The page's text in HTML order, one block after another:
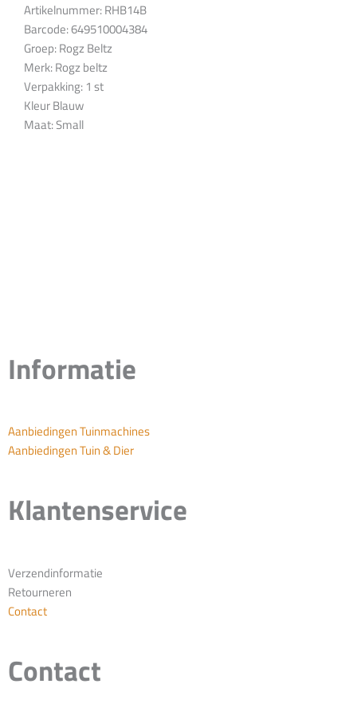
Artikelnummer: RHB14B
Barcode: 649510004384
Groep: Rogz Beltz
Merk: Rogz beltz
Verpakking: 1 st
Kleur Blauw
Maat: Small
Informatie
Aanbiedingen Tuinmachines
Aanbiedingen Tuin & Dier
Klantenservice
Verzendinformatie
Retourneren
Contact
Contact